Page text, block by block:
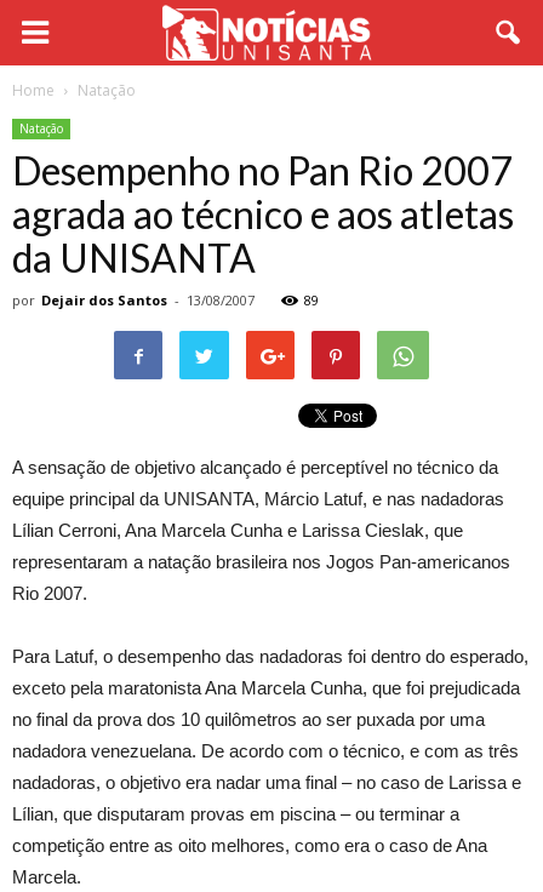
Home Natação
Natação
Desempenho no Pan Rio 2007
agrada ao técnico e aos atletas
da UNISANTA
por Dejair dos Santos - 13/08/2007 89
A sensação de objetivo alcançado é perceptível no técnico da
equipe principal da UNISANTA, Márcio Latuf, e nas nadadoras
Lílian Cerroni, Ana Marcela Cunha e Larissa Cieslak, que
representaram a natação brasileira nos Jogos Pan-americanos
Rio 2007.
Para Latuf, o desempenho das nadadoras foi dentro do esperado,
exceto pela maratonista Ana Marcela Cunha, que foi prejudicada
no final da prova dos 10 quilômetros ao ser puxada por uma
nadadora venezuelana. De acordo com o técnico, e com as três
nadadoras, o objetivo era nadar uma final – no caso de Larissa e
Lílian, que disputaram provas em piscina – ou terminar a
competição entre as oito melhores, como era o caso de Ana
Marcela.